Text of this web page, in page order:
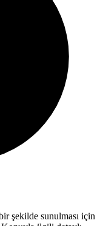
şekilde sunulması için